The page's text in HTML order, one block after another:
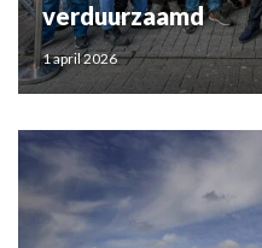
verduurzaamd
1 april 2026